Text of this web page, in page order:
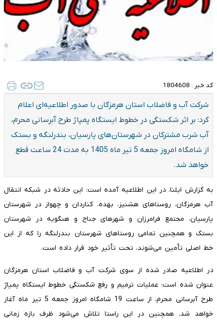
کد خبر : 1804608
شرکت آب و فاضلاب استان هرمزگان با صدور اطلاعیه‌ای اعلام
کرد: بر اثر شکستگی در خطوط ایستگاه پمپاژ طرح آبرسانی محرم،
آب شرب مشترکان در شهرستان‌های پارسیان، بندرلنگه و بستک
از شامگاه امروز جمعه 5 تیر ماه 1405 به مدت 24 ساعت قطع
خواهد شد.
به گزارش ایلنا، در این اطلاعیه آمده است: این حادثه در شبکه انتقال
آب هرمزگان، روستاهای هشنیز، بهده، کناردان و چهواز در شهرستان
پارسیان، مجتمع فرامرزان و شهرهای جناح و هنگویه در شهرستان
بستک و همچنین تمامی روستاهای شهرستان بندرلنگه را که از این
خط اصلی تأمین می‌شوند، تحت تأثیر خود قرار داده است.
در اطلاعیه صادر شده از سوی شرکت آب و فاضلاب استان هرمزگان
عنوان شده است: عملیات ترمیم و رفع شکستگی خطوط ایستگاه پمپاژ
طرح آبرسانی محرم، از ساعت 19 شامگاه امروز جمعه 5 تیر ماه آغاز
خواهد شد. همچنین در این راستا تلاش می‌شود ظرف بازه زمانی